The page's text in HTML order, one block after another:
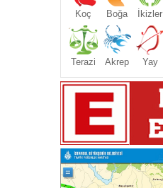
Koç Boğa İkizler
Terazi Akrep Yay